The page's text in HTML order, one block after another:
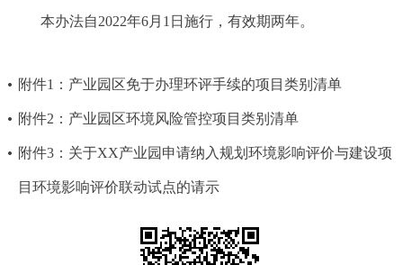
本办法自2022年6月1日施行，有效期两年。
附件1：产业园区免于办理环评手续的项目类别清单
附件2：产业园区环境风险管控项目类别清单
附件3：关于XX产业园申请纳入规划环境影响评价与建设项
目环境影响评价联动试点的请示